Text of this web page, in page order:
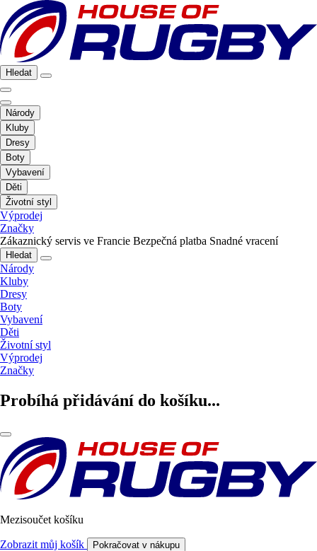
Hledat
Národy
Kluby
Dresy
Boty
Vybavení
Děti
Životní styl
Výprodej
Značky
Zákaznický servis ve Francie Bezpečná platba Snadné vracení
Hledat
Národy
Kluby
Dresy
Boty
Vybavení
Děti
Životní styl
Výprodej
Značky
Probíhá přidávání do košíku...
Mezisoučet košíku
Zobrazit můj košík Pokračovat v nákupu